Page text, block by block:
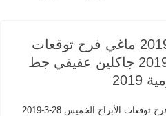
أبراج اليوم 28 مارس 2019 ماغي فرح توقعات
الأبراج الخميس 28-3-2019 جاكلين عقيقي جط
2019
أبراج اليوم 28 مارس 2019 ماغي فرح توقعات الأبراج الخميس 28-3-2019